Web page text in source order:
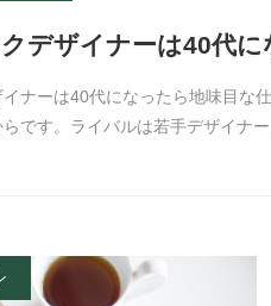
デザイナーは40代
ナーは40代になったら地味目な
です。ライバルは若手デザイナー